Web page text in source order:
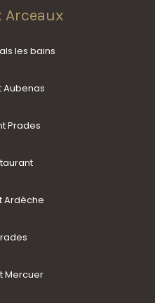
Arceaux
les bains
Aubenas
Prades
Ardèche
Mercuer